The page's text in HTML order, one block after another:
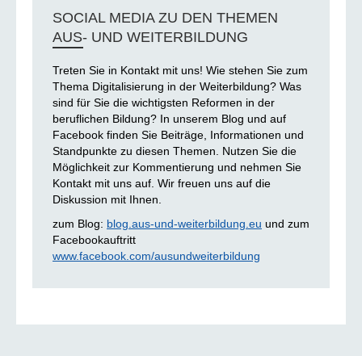
SOCIAL MEDIA ZU DEN THEMEN
AUS- UND WEITERBILDUNG
Treten Sie in Kontakt mit uns! Wie stehen Sie zum
Thema Digitalisierung in der Weiterbildung? Was
sind für Sie die wichtigsten Reformen in der
beruflichen Bildung? In unserem Blog und auf
Facebook finden Sie Beiträge, Informationen und
Standpunkte zu diesen Themen. Nutzen Sie die
Möglichkeit zur Kommentierung und nehmen Sie
Kontakt mit uns auf. Wir freuen uns auf die
Diskussion mit Ihnen.
zum Blog: blog.aus-und-weiterbildung.eu und zum
Facebookauftritt
www.facebook.com/ausundweiterbildung